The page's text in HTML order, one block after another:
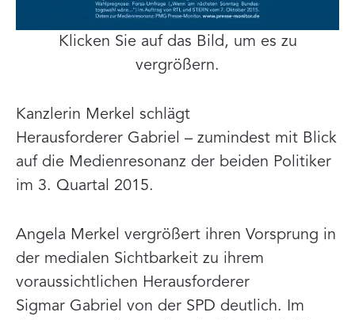
Klicken Sie auf das Bild, um es zu
vergrößern.
Kanzlerin Merkel schlägt
Herausforderer Gabriel – zumindest mit Blick
auf die Medienresonanz der beiden Politiker
im 3. Quartal 2015.
Angela Merkel vergrößert ihren Vorsprung in
der medialen Sichtbarkeit zu ihrem
voraussichtlichen Herausforderer
Sigmar Gabriel von der SPD deutlich. Im